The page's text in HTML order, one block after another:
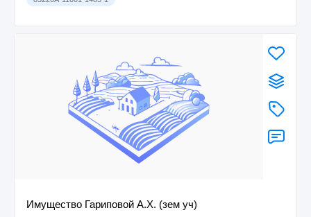
Имущество Гариповой А.Х. (зем уч)